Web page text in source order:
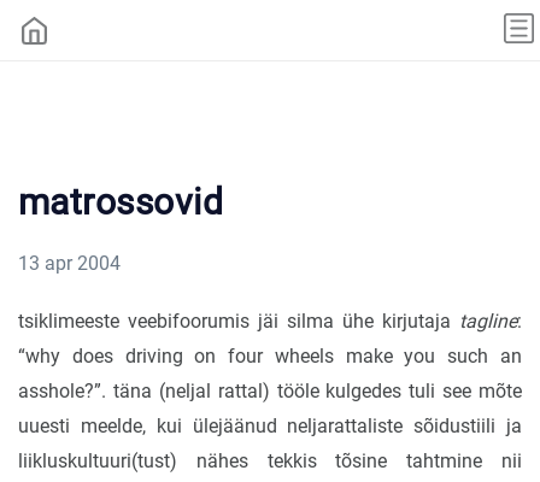
matrossovid
13 apr 2004
tsiklimeeste veebifoorumis jäi silma ühe kirjutaja tagline:
“why does driving on four wheels make you such an
asshole?”. täna (neljal rattal) tööle kulgedes tuli see mõte
uuesti meelde, kui ülejäänud neljarattaliste sõidustiili ja
liikluskultuuri(tust) nähes tekkis tõsine tahtmine nii